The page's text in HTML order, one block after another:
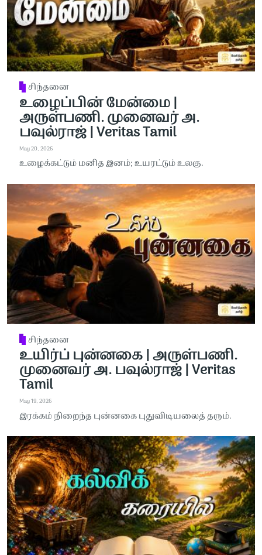
சிந்தனை
உழைப்பின் மேன்மை |
அருள்பணி. முனைவர் அ.
பவுல்ராஜ் | Veritas Tamil
May 20, 2026
உழைக்கட்டும் மனித இனம்; உயரட்டும் உலகு.
சிந்தனை
உயிர்ப் புன்னகை | அருள்பணி.
முனைவர் அ. பவுல்ராஜ் | Veritas
Tamil
May 19, 2026
இரக்கம் நிறைந்த புன்னகை புதுவிடியலைத் தரும்.